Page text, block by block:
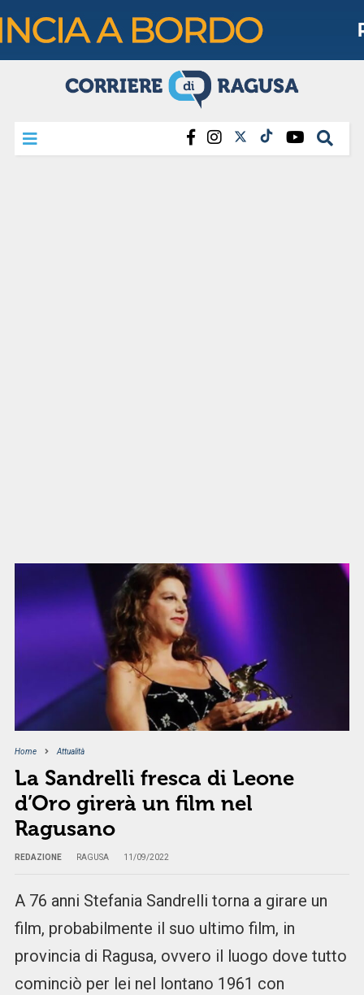
Home Attualità
La Sandrelli fresca di Leone
d’Oro girerà un film nel
Ragusano
REDAZIONE RAGUSA 11/09/2022
A 76 anni Stefania Sandrelli torna a girare un
film, probabilmente il suo ultimo film, in
provincia di Ragusa, ovvero il luogo dove tutto
cominciò per lei nel lontano 1961 con